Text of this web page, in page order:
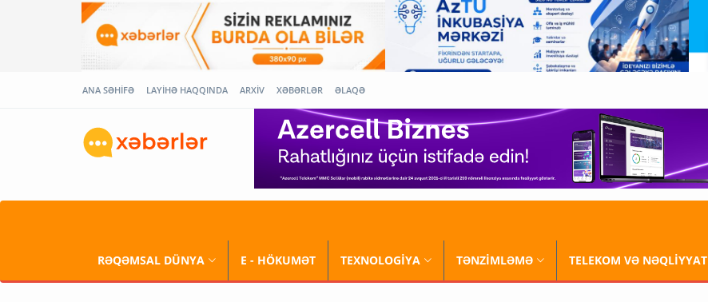
ANA SƏHİFƏ LAYİHƏ HAQQINDA ARXİV XƏBƏRLƏR ƏLAQƏ
RƏQƏMSAL DÜNYA E - HÖKUMƏT TEXNOLOGİYA TƏNZİMLƏMƏ TELEKOM VƏ NƏQLİYYAT